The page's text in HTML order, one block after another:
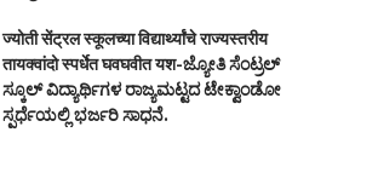
ज्योती सेंट्रल स्कूलच्या विद्यार्थ्यांचे राज्यस्तरीय
तायक्वांदो स्पर्धेत घवघवीत यश-ಜ್ಯೋತಿ ಸೆಂಟ್ರಲ್
ಸ್ಕೂಲ್ ವಿದ್ಯಾರ್ಥಿಗಳ ರಾಜ್ಯಮಟ್ಟದ ಟೇಕ್ವಾಂಡೋ
ಸ್ಪರ್ಧೆಯಲ್ಲಿ ಭರ್ಜರಿ ಸಾಧನೆ.